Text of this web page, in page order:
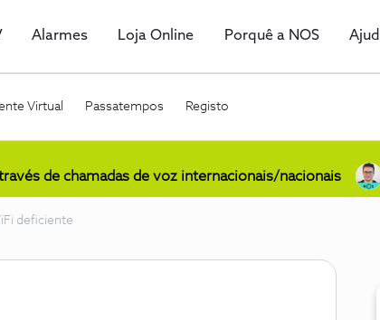
Alarmes Loja Online Porquê a NOS
Virtual Passatempos Registo
de chamadas de voz internacionais/nacionais
deficiente